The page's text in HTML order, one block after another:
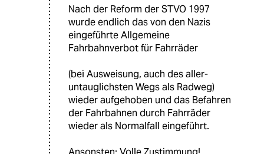
Nach der Reform der STVO 1997
wurde endlich das von den Nazis
eingeführte Allgemeine
Fahrbahnverbot für Fahrräder
(bei Ausweisung, auch des aller-
untauglichsten Wegs als Radweg)
wieder aufgehoben und das Befahren
der Fahrbahnen durch Fahrräder
wieder als Normalfall eingeführt.